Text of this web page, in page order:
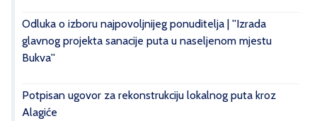
Odluka o izboru najpovoljnijeg ponuditelja | ''Izrada
glavnog projekta sanacije puta u naseljenom mjestu
Bukva''
Potpisan ugovor za rekonstrukciju lokalnog puta kroz
Alagiće